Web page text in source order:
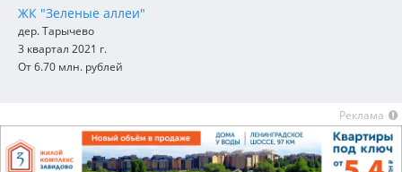
ЖК "Зеленые аллеи"
дер. Тарычево
3 квартал 2021 г.
От 6.70 млн. рублей
Реклама